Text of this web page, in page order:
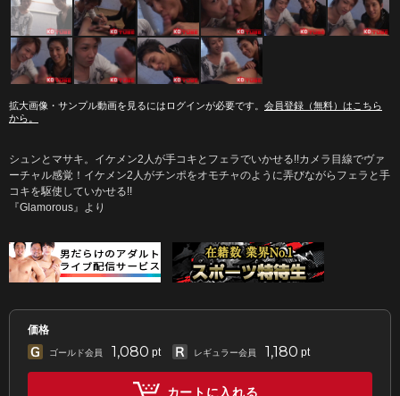
拡大画像・サンプル動画を見るにはログインが必要です。 会員登録（無料）はこちら
から。
シュンとマサキ。イケメン2人が手コキとフェラでいかせる!!カメラ目線でヴァ
ーチャル感覚！イケメン2人がチンポをオモチャのように弄びながらフェラと手
コキを駆使していかせる!!
『Glamorous』より
価格
ゴールド会員 1,080 pt レギュラー会員 1,180 pt
カートに入れる